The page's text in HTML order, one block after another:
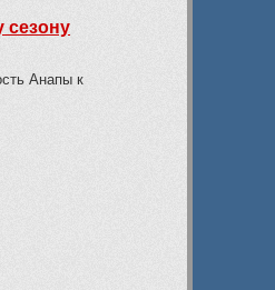
сезону
Анапы к